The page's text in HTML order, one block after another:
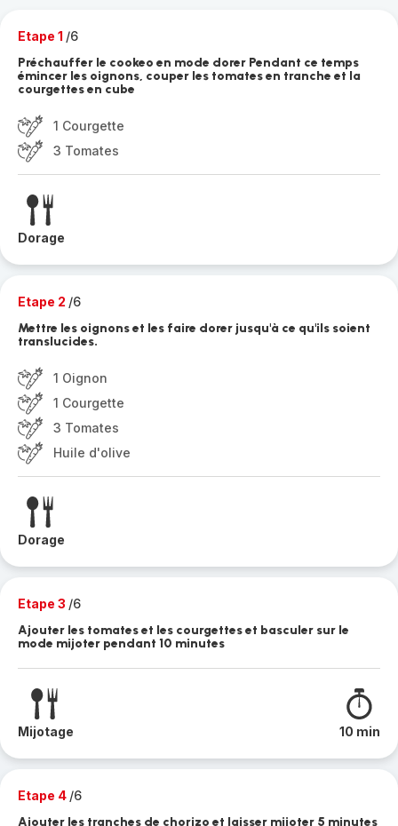
Etape 1 /6
Préchauffer le cookeo en mode dorer Pendant ce temps
émincer les oignons, couper les tomates en tranche et la
courgettes en cube
1 Courgette
3 Tomates
Dorage
Etape 2 /6
Mettre les oignons et les faire dorer jusqu'à ce qu'ils soient
translucides.
1 Oignon
1 Courgette
3 Tomates
Huile d'olive
Dorage
Etape 3 /6
Ajouter les tomates et les courgettes et basculer sur le
mode mijoter pendant 10 minutes
Mijotage 10 min
Etape 4 /6
Ajouter les tranches de chorizo et laisser mijoter 5 minutes